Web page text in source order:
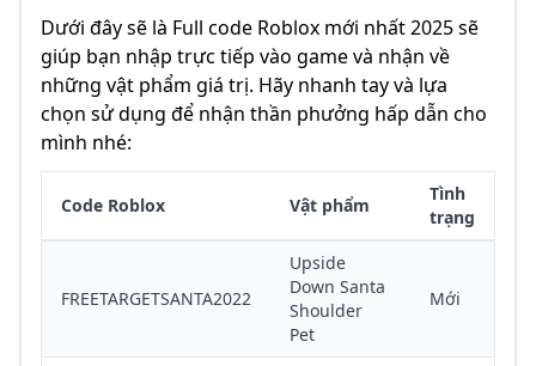
Dưới đây sẽ là Full code Roblox mới nhất 2025 sẽ
giúp bạn nhập trực tiếp vào game và nhận về
những vật phẩm giá trị. Hãy nhanh tay và lựa
chọn sử dụng để nhận thần phưởng hấp dẫn cho
mình nhé:
Code Roblox Vật phẩm
Tình
trạng
FREETARGETSANTA2022
Upside
Down Santa
Shoulder
Pet
Mới